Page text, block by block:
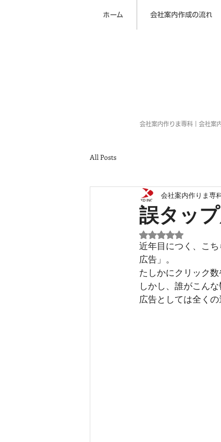
ホーム 会社案内作成の流れ
会社案内作りま専科｜会社
All Posts
誤タッ
会社案内作りま専
5つ星のうちNaN
近年目につく、こ
広告」。
たしかにクリック
しかし、誰がこん
広告としては全く